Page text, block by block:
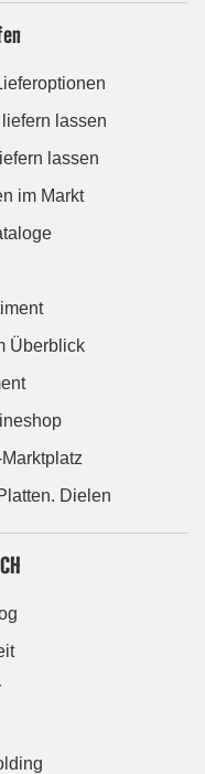
lassen
lassen
im Markt
Überblick
Dielen